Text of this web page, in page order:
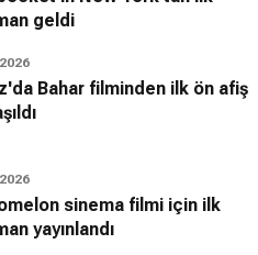
geldi
Bahar filminden ilk ön afiş
sinema filmi için ilk
yayınlandı